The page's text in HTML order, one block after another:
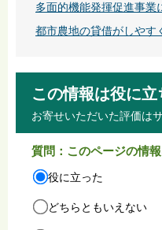
多面的機能発揮促進事業
都市農地の貸借がしやす
この情報は役に立
お寄せいただいた評価は
質問：このページの情
役に立った
どちらともいえない